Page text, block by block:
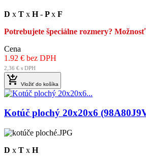
D x T x H- Px F
Potrebujete špeciálne rozmery?
Cena
1.92 € bez DPH
2,36 € s DPH
 Vložiť do košíka
Kotúč plochý 20x20x6
D x T x H